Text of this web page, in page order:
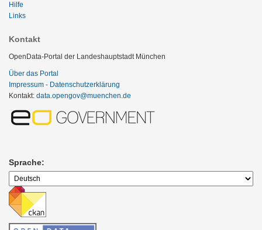
Hilfe
Links
Kontakt
OpenData-Portal der Landeshauptstadt München
Über das Portal
Impressum - Datenschutzerklärung
Kontakt: data.opengov@muenchen.de
Sprache